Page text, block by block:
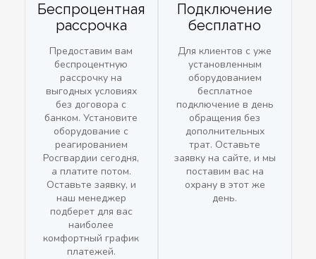
Беспроцентная
рассрочка
Предоставим вам
беспроцентную
рассрочку на
выгодных условиях
без договора с
банком. Установите
оборудование с
реагированием
Росгвардии сегодня,
а платите потом.
Оставьте заявку, и
наш менеджер
подберет для вас
наиболее
комфортный график
платежей.
Подключение
бесплатно
Для клиентов с уже
установленным
оборудованием
бесплатное
подключение в день
обращения без
дополнительных
трат. Оставьте
заявку на сайте, и мы
поставим вас на
охрану в этот же
день.